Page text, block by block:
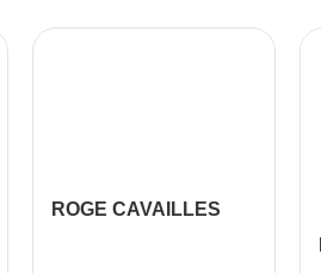
ROGE CAVAILLES